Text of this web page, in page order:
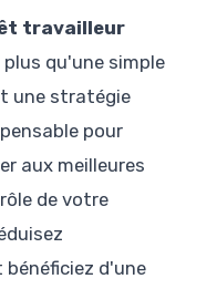
travailleur
qu'une simple
une stratégie
pour
aux meilleures
de votre
d'une